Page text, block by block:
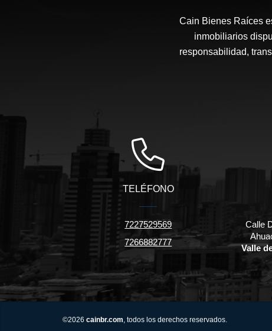
Cain Bienes Raíces
inmobiliarios
responsabilidad,
TELÉFONO
7227529569
7266882777
Calle
Valle
©2026 cainbr.com , todos los derechos reservados.